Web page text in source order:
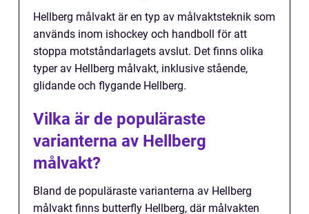
Hellberg målvakt är en typ av målvaktsteknik som
används inom ishockey och handboll för att
stoppa motståndarlagets avslut. Det finns olika
typer av Hellberg målvakt, inklusive stående,
glidande och flygande Hellberg.
Vilka är de populäraste
varianterna av Hellberg
målvakt?
Bland de populäraste varianterna av Hellberg
målvakt finns butterfly Hellberg, där målvakten